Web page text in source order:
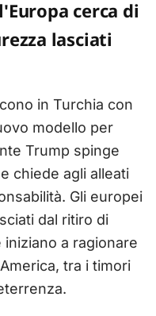
cerca di
lasciati
in Turchia con
modello per
Trump spinge
chiede agli alleati
Gli europei
dal ritiro di
a ragionare
tra i timori